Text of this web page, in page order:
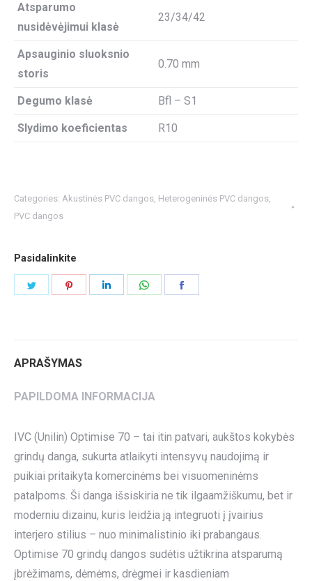
Atsparumo
nusidėvėjimui klasė
23/34/42
Apsauginio sluoksnio
storis
0.70 mm
Degumo klasė Bfl – S1
Slydimo koeficientas R10
Categories: Akustinės PVC dangos, Heterogeninės PVC dangos,
PVC dangos
Pasidalinkite
APRAŠYMAS
PAPILDOMA INFORMACIJA
IVC (Unilin) Optimise 70 – tai itin patvari, aukštos kokybės
grindų danga, sukurta atlaikyti intensyvų naudojimą ir
puikiai pritaikyta komercinėms bei visuomeninėms
patalpoms. Ši danga išsiskiria ne tik ilgaamžiškumu, bet ir
moderniu dizainu, kuris leidžia ją integruoti į įvairius
interjero stilius – nuo minimalistinio iki prabangaus.
Optimise 70 grindų dangos sudėtis užtikrina atsparumą
įbrėžimams, dėmėms, drėgmei ir kasdieniam